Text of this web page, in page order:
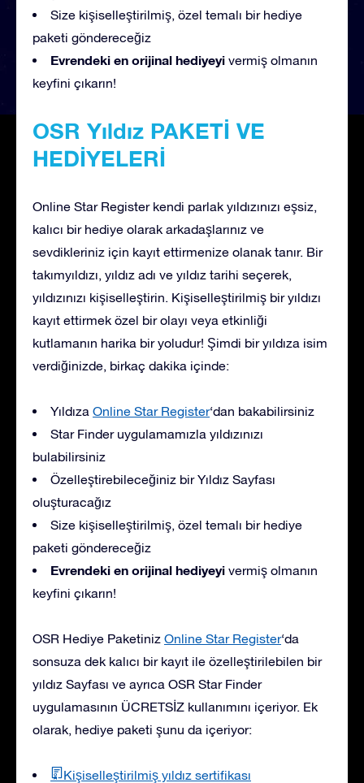
Size kişiselleştirilmiş, özel temalı bir hediye
paketi göndereceğiz
Evrendeki en orijinal hediyeyi vermiş olmanın
keyfini çıkarın!
OSR Yıldız PAKETİ VE
HEDİYELERİ
Online Star Register kendi parlak yıldızınızı eşsiz,
kalıcı bir hediye olarak arkadaşlarınız ve
sevdikleriniz için kayıt ettirmenize olanak tanır. Bir
takımyıldızı, yıldız adı ve yıldız tarihi seçerek,
yıldızınızı kişiselleştirin. Kişiselleştirilmiş bir yıldızı
kayıt ettirmek özel bir olayı veya etkinliği
kutlamanın harika bir yoludur! Şimdi bir yıldıza isim
verdiğinizde, birkaç dakika içinde:
Yıldıza Online Star Register‘dan bakabilirsiniz
Star Finder uygulamamızla yıldızınızı
bulabilirsiniz
Özelleştirebileceğiniz bir Yıldız Sayfası
oluşturacağız
Size kişiselleştirilmiş, özel temalı bir hediye
paketi göndereceğiz
Evrendeki en orijinal hediyeyi vermiş olmanın
keyfini çıkarın!
OSR Hediye Paketiniz Online Star Register‘da
sonsuza dek kalıcı bir kayıt ile özelleştirilebilen bir
yıldız Sayfası ve ayrıca OSR Star Finder
uygulamasının ÜCRETSİZ kullanımını içeriyor. Ek
olarak, hediye paketi şunu da içeriyor:
Kişiselleştirilmiş yıldız sertifikası